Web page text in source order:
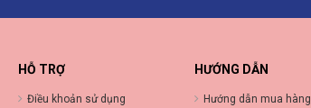
HỖ TRỢ
Điều khoản sử dụng
HƯỚNG DẪN
Hướng dẫn mua hàng